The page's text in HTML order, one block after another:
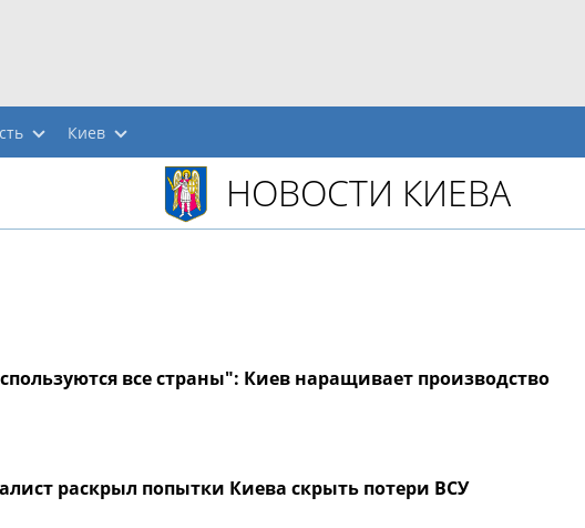
Киев
НОВОСТИ КИЕВА
все страны": Киев наращивает производство
раскрыл попытки Киева скрыть потери ВСУ